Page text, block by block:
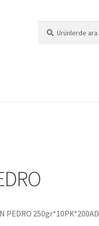
PEDRO 250gr*10PK*200AD